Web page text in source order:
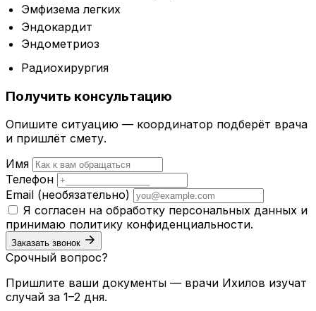
Эмфизема легких
Эндокардит
Эндометриоз
Радиохирургия
Получить консультацию
Опишите ситуацию — координатор подберёт врача
и пришлёт смету.
Имя
Телефон
Email (необязательно)
Я согласен на обработку персональных данных и
принимаю политику конфиденциальности.
Заказать звонок
Срочный вопрос?
Пришлите ваши документы — врачи Ихилов изучат
случай за 1–2 дня.